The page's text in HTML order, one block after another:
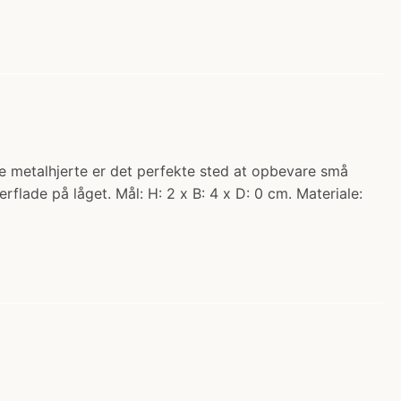
metalhjerte er det perfekte sted at opbevare små
på låget. Mål: H: 2 x B: 4 x D: 0 cm. Materiale: